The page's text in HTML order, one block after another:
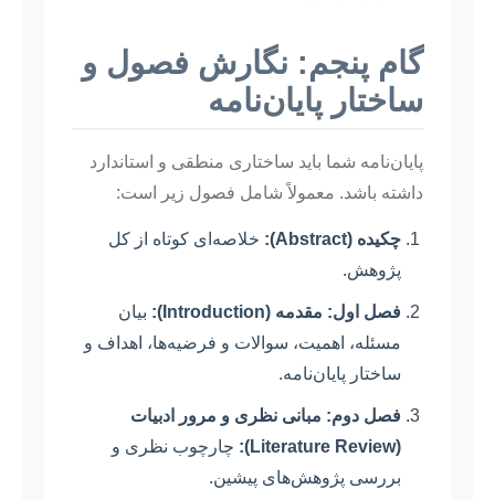
گام پنجم: نگارش فصول و
ساختار پایان‌نامه
پایان‌نامه شما باید ساختاری منطقی و استاندارد
داشته باشد. معمولاً شامل فصول زیر است:
چکیده (Abstract):
خلاصه‌ای کوتاه از کل
پژوهش.
فصل اول: مقدمه (Introduction):
بیان
مسئله، اهمیت، سوالات و فرضیه‌ها، اهداف و
ساختار پایان‌نامه.
فصل دوم: مبانی نظری و مرور ادبیات
(Literature Review):
چارچوب نظری و
بررسی پژوهش‌های پیشین.